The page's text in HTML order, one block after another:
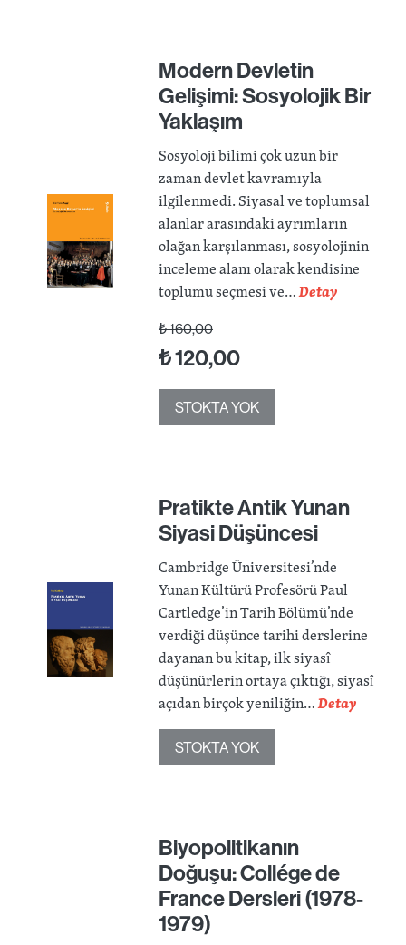
Modern Devletin
Gelişimi: Sosyolojik Bir
Yaklaşım
Sosyoloji bilimi çok uzun bir
zaman devlet kavramıyla
ilgilenmedi. Siyasal ve toplumsal
alanlar arasındaki ayrımların
olağan karşılanması, sosyolojinin
inceleme alanı olarak kendisine
toplumu seçmesi ve…Detay
₺160,00
₺120,00
STOKTA YOK
Pratikte Antik Yunan
Siyasi Düşüncesi
Cambridge Üniversitesi’nde
Yunan Kültürü Profesörü Paul
Cartledge’in Tarih Bölümü’nde
verdiği düşünce tarihi derslerine
dayanan bu kitap, ilk siyasî
düşünürlerin ortaya çıktığı, siyasî
açıdan birçok yeniliğin…Detay
STOKTA YOK
Biyopolitikanın
Doğuşu: Collége de
France Dersleri (1978-
1979)